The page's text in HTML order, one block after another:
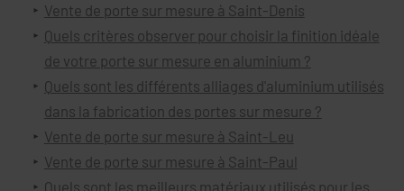
Vente de porte sur mesure à Saint-Denis
Quels critères observer pour choisir la finition idéale
de votre porte sur mesure en aluminium ?
Quels sont les différents alliages d'aluminium utilisés
dans la fabrication des portes sur mesure ?
Vente de porte sur mesure à Saint-Leu
Vente de porte sur mesure à Saint-Paul
Quels sont les meilleurs matériaux utilisés pour les